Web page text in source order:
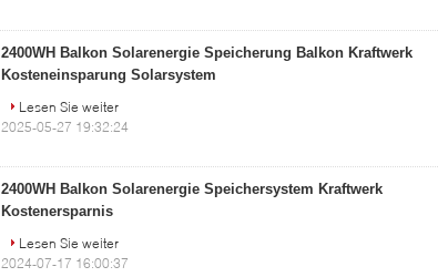
2400WH Balkon Solarenergie Speicherung Balkon Kraftwerk
Kosteneinsparung Solarsystem
Lesen Sie weiter
2025-05-27 19:32:24
2400WH Balkon Solarenergie Speichersystem Kraftwerk
Kostenersparnis
Lesen Sie weiter
2024-07-17 16:00:37